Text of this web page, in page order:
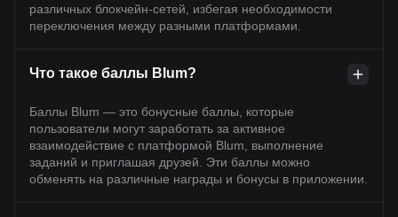
различных блокчейн-сетей, избегая необходимости
переключения между разными платформами.
Что такое баллы Blum?
Баллы Blum — это бонусные баллы, которые
пользователи могут заработать за активное
взаимодействие с платформой Blum, выполнение
заданий и приглашая друзей. Эти баллы можно
обменять на различные награды и бонусы в приложении.